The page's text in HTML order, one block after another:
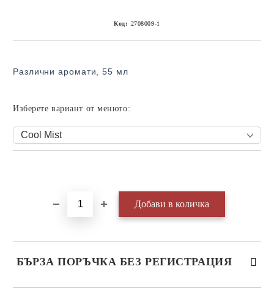
Код: 2708009-1
Различни аромати, 55 мл
Изберете вариант от менюто:
БЪРЗА ПОРЪЧКА БЕЗ РЕГИСТРАЦИЯ